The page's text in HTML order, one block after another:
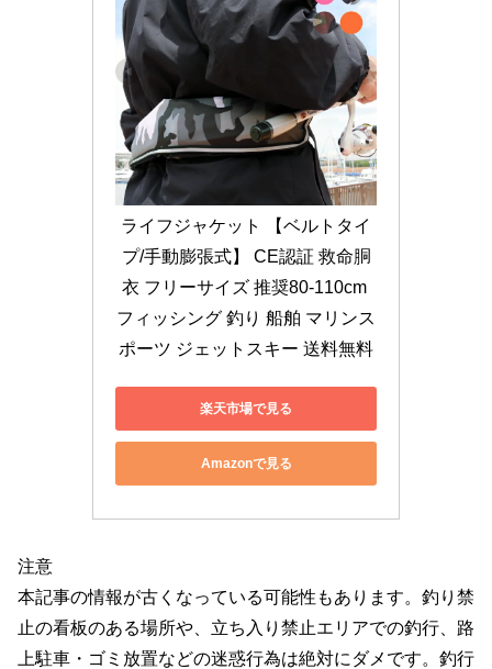
ライフジャケット 【ベルトタイ
プ/手動膨張式】 CE認証 救命胴
衣 フリーサイズ 推奨80-110cm
フィッシング 釣り 船舶 マリンス
ポーツ ジェットスキー 送料無料
楽天市場で見る
Amazonで見る
注意
本記事の情報が古くなっている可能性もあります。釣り禁
止の看板のある場所や、立ち入り禁止エリアでの釣行、路
上駐車・ゴミ放置などの迷惑行為は絶対にダメです。釣行